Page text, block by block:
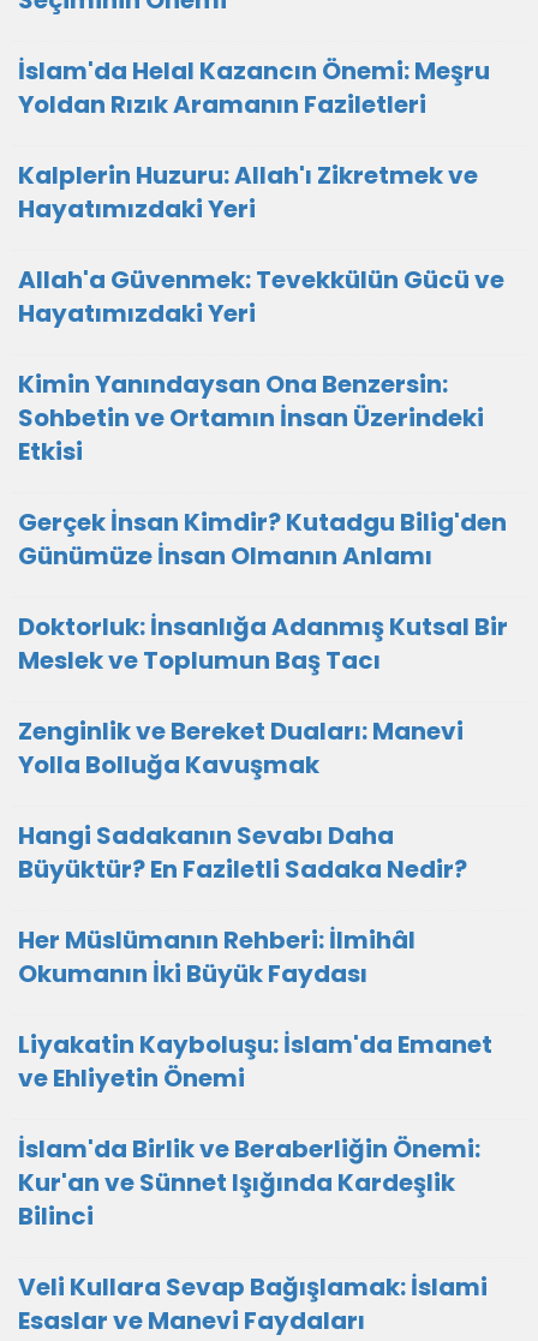
İslam'da Helal Kazancın Önemi: Meşru
Yoldan Rızık Aramanın Faziletleri
Kalplerin Huzuru: Allah'ı Zikretmek ve
Hayatımızdaki Yeri
Allah'a Güvenmek: Tevekkülün Gücü ve
Hayatımızdaki Yeri
Kimin Yanındaysan Ona Benzersin:
Sohbetin ve Ortamın İnsan Üzerindeki
Etkisi
Gerçek İnsan Kimdir? Kutadgu Bilig'den
Günümüze İnsan Olmanın Anlamı
Doktorluk: İnsanlığa Adanmış Kutsal Bir
Meslek ve Toplumun Baş Tacı
Zenginlik ve Bereket Duaları: Manevi
Yolla Bolluğa Kavuşmak
Hangi Sadakanın Sevabı Daha
Büyüktür? En Faziletli Sadaka Nedir?
Her Müslümanın Rehberi: İlmihâl
Okumanın İki Büyük Faydası
Liyakatin Kayboluşu: İslam'da Emanet
ve Ehliyetin Önemi
İslam'da Birlik ve Beraberliğin Önemi:
Kur'an ve Sünnet Işığında Kardeşlik
Bilinci
Veli Kullara Sevap Bağışlamak: İslami
Esaslar ve Manevi Faydaları